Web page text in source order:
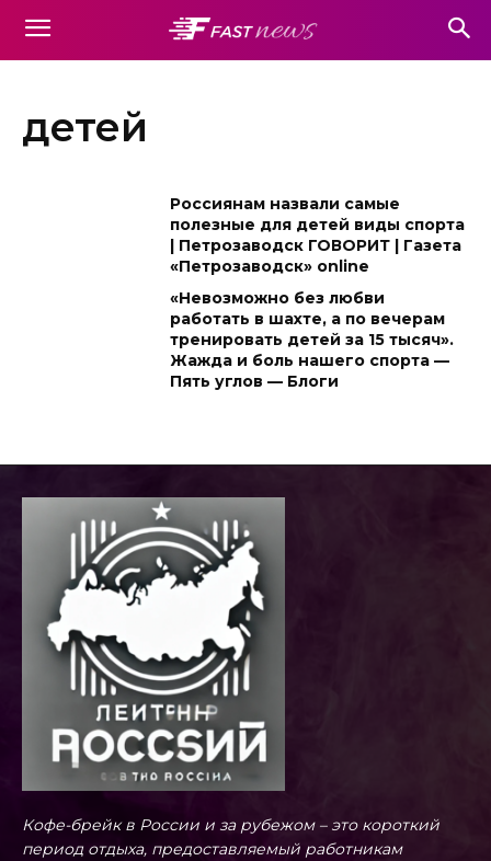
детей
Россиянам назвали самые
полезные для детей виды спорта
| Петрозаводск ГОВОРИТ | Газета
«Петрозаводск» online
«Невозможно без любви
работать в шахте, а по вечерам
тренировать детей за 15 тысяч».
Жажда и боль нашего спорта —
Пять углов — Блоги
Кофе-брейк в России и за рубежом – это короткий
период отдыха, предоставляемый работникам